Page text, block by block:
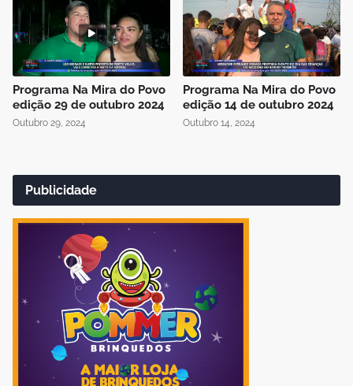
Programa Na Mira do Povo
edição 29 de outubro 2024
Outubro 29, 2024
Programa Na Mira do Povo
edição 14 de outubro 2024
Outubro 14, 2024
Publicidade